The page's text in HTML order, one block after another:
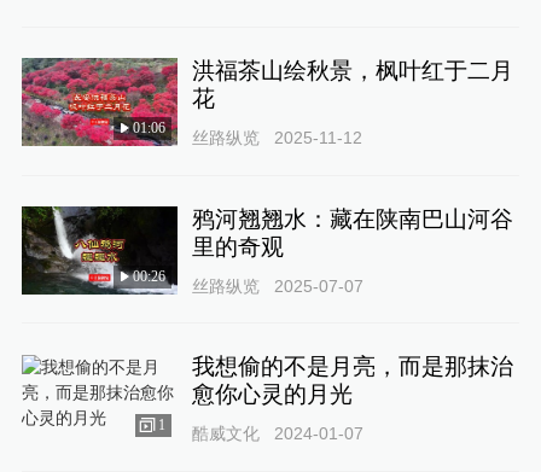
01:06
洪福茶山绘秋景，枫叶红于二月
花
丝路纵览 2025-11-12
00:26
鸦河翘翘水：藏在陕南巴山河谷
里的奇观
丝路纵览 2025-07-07
1
我想偷的不是月亮，而是那抹治
愈你心灵的月光
酷威文化 2024-01-07